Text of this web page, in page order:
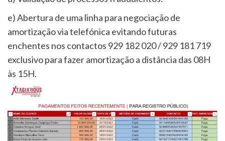
e) Abertura de uma linha para negociação de
amortização via telefónica evitando futuras
enchentes nos contactos 929 182 020 / 929 181 719
exclusivo para fazer amortização a distância das 08H
às 15H.